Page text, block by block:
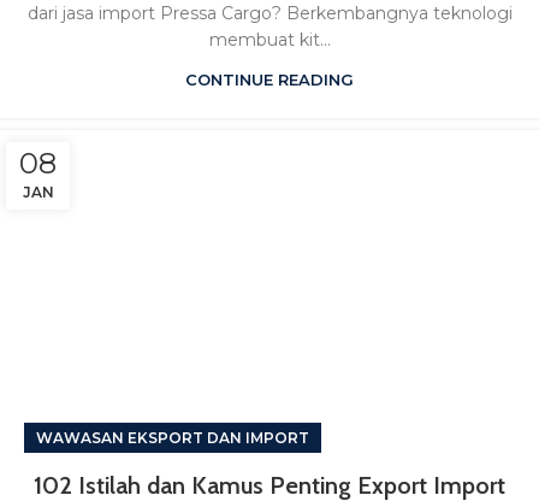
dari jasa import Pressa Cargo? Berkembangnya teknologi
membuat kit...
CONTINUE READING
08
JAN
WAWASAN EKSPORT DAN IMPORT
102 Istilah dan Kamus Penting Export Import